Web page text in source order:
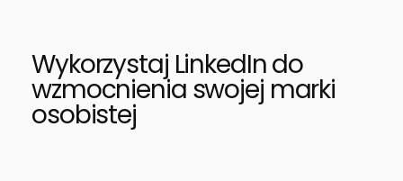
Wykorzystaj LinkedIn do
wzmocnienia swojej marki
osobistej